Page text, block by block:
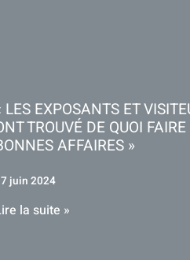
LES EXPOSANTS ET
TROUVÉ DE QUOI
AFFAIRES »
juin 2024
la suite »